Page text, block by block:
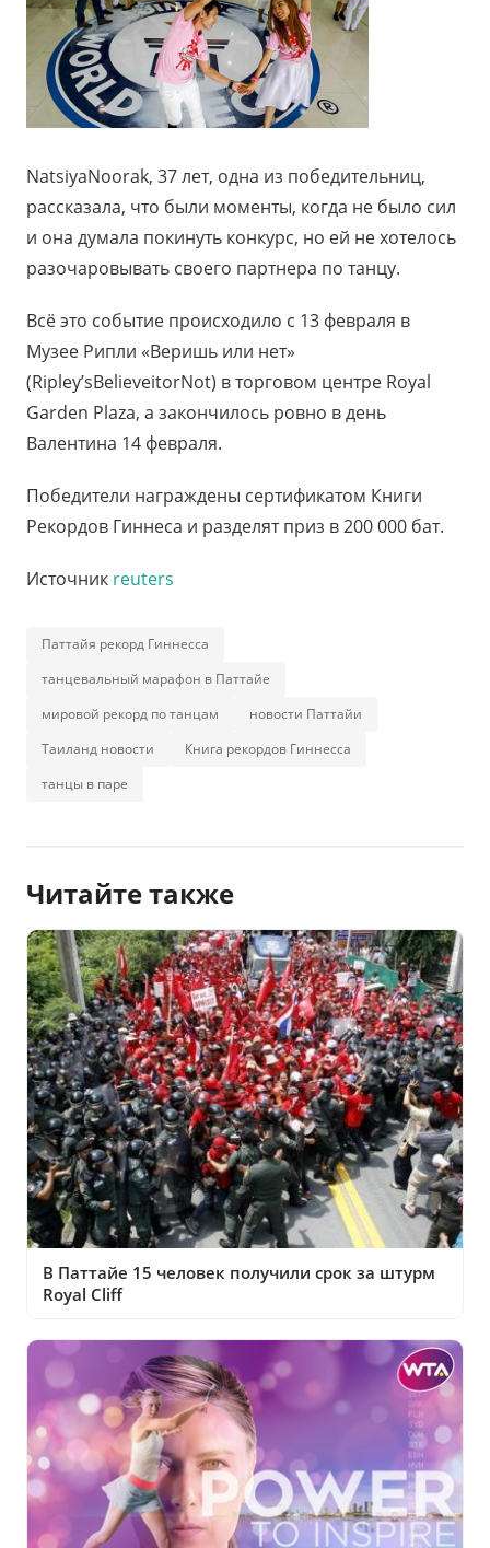
NatsiyaNoorak, 37 лет, одна из победительниц,
рассказала, что были моменты, когда не было сил
и она думала покинуть конкурс, но ей не хотелось
разочаровывать своего партнера по танцу.
Всё это событие происходило с 13 февраля в
Музее Рипли «Веришь или нет»
(Ripley’sBelieveitorNot) в торговом центре Royal
Garden Plaza, а закончилось ровно в день
Валентина 14 февраля.
Победители награждены сертификатом Книги
Рекордов Гиннеса и разделят приз в 200 000 бат.
Источник reuters
Паттайя рекорд Гиннесса
танцевальный марафон в Паттайе
мировой рекорд по танцам
новости Паттайи
Таиланд новости
Книга рекордов Гиннесса
танцы в паре
Читайте также
В Паттайе 15 человек получили срок за штурм
Royal Cliff